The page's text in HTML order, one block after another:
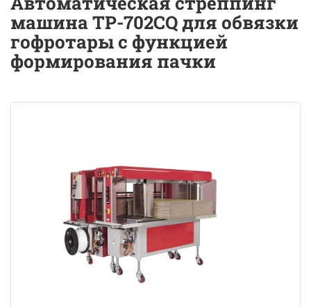
машина ТР-702CQ для обвязки
гофротары c функцией
формирования пачки